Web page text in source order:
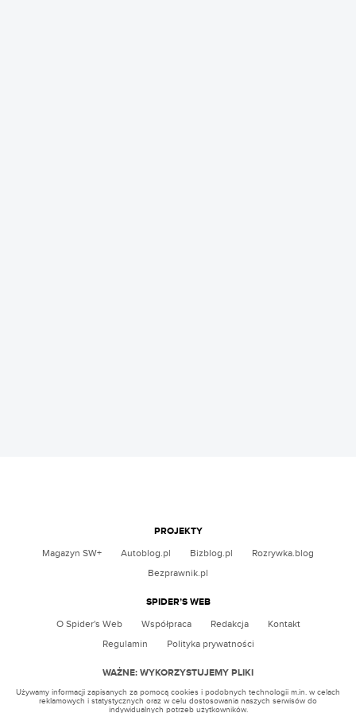
WAŻNE: WYKORZYSTUJEMY PLIKI
Używamy informacji zapisanych za pomocą cookies i podobnych technologii m.in. w celach
reklamowych i statystycznych oraz w celu dostosowania naszych serwisów do
indywidualnych potrzeb użytkowników.
PROJEKTY
Magazyn SW+ Autoblog.pl Bizblog.pl
Rozrywka.blog
Bezprawnik.pl
SPIDER’S WEB
O Spider's Web Współpraca Redakcja
Kontakt
Regulamin
Polityka prywatności